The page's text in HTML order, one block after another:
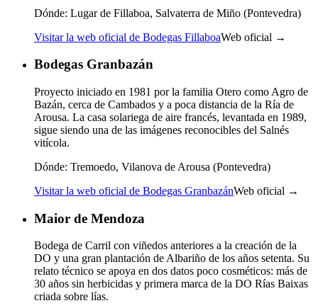
Dónde: Lugar de Fillaboa, Salvaterra de Miño (Pontevedra)
Visitar la web oficial de Bodegas FillaboaWeb oficial →
Bodegas Granbazán
Proyecto iniciado en 1981 por la familia Otero como Agro de
Bazán, cerca de Cambados y a poca distancia de la Ría de
Arousa. La casa solariega de aire francés, levantada en 1989,
sigue siendo una de las imágenes reconocibles del Salnés
vitícola.
Dónde: Tremoedo, Vilanova de Arousa (Pontevedra)
Visitar la web oficial de Bodegas GranbazánWeb oficial →
Maior de Mendoza
Bodega de Carril con viñedos anteriores a la creación de la
DO y una gran plantación de Albariño de los años setenta. Su
relato técnico se apoya en dos datos poco cosméticos: más de
30 años sin herbicidas y primera marca de la DO Rías Baixas
criada sobre lías.